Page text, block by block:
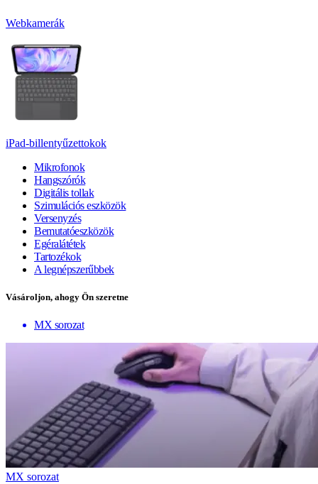
Webkamerák
iPad-billentyűzettokok
Mikrofonok
Hangszórók
Digitális tollak
Szimulációs eszközök
Versenyzés
Bemutatóeszközök
Egéralátétek
Tartozékok
A legnépszerűbbek
Vásároljon, ahogy Ön szeretne
MX sorozat
MX sorozat